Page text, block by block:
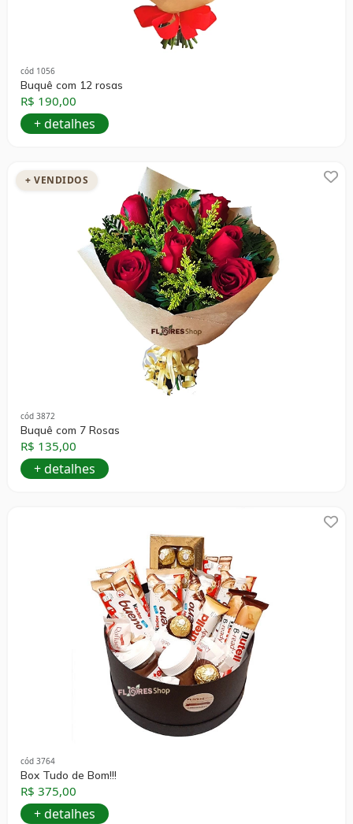
cód 1056
Buquê com 12 rosas
R$ 190,00
+ detalhes
+ VENDIDOS
cód 3872
Buquê com 7 Rosas
R$ 135,00
+ detalhes
cód 3764
Box Tudo de Bom!!!
R$ 375,00
+ detalhes